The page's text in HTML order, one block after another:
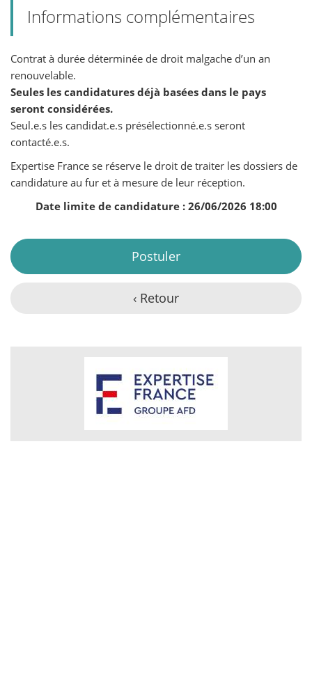
Informations complémentaires
Contrat à durée déterminée de droit malgache d’un an
renouvelable.
Seules les candidatures déjà basées dans le pays
seront considérées.
Seul.e.s les candidat.e.s présélectionné.e.s seront
contacté.e.s.
Expertise France se réserve le droit de traiter les dossiers de
candidature au fur et à mesure de leur réception.
Date limite de candidature : 26/06/2026 18:00
Postuler
‹ Retour